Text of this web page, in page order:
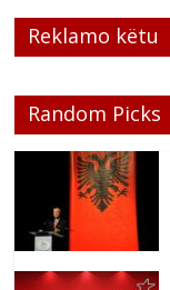
Reklamo këtu
Random Picks